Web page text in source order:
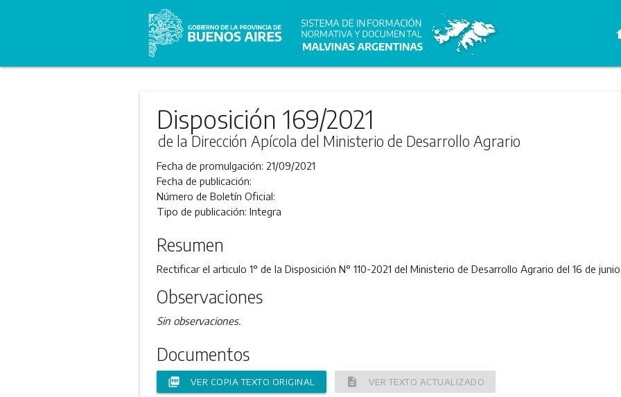
Disposición 169/2021
de la Dirección Apícola del Ministerio de Desarrollo Agrario
Fecha de promulgación: 21/09/2021
Fecha de publicación:
Número de Boletín Oficial:
Tipo de publicación: Integra
Resumen
Rectificar el articulo 1° de la Disposición N° 110-2021 del Ministerio de Desarrollo Agrario del 16 de
Observaciones
Sin observaciones.
Documentos
picture_as_pdf VER COPIA TEXTO ORIGINAL description VER TEXTO ACTUALIZADO